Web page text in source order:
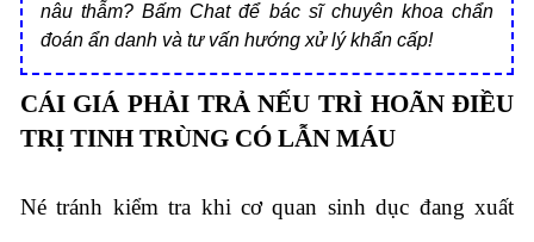
nâu thẫm? Bấm Chat để bác sĩ chuyên khoa chẩn
đoán ẩn danh và tư vấn hướng xử lý khẩn cấp!
CÁI GIÁ PHẢI TRẢ NẾU TRÌ HOÃN ĐIỀU
TRỊ TINH TRÙNG CÓ LẪN MÁU
Né tránh kiểm tra khi cơ quan sinh dục đang xuất